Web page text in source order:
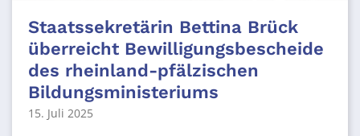
Staatssekretärin Bettina Brück
überreicht Bewilligungsbescheide
des rheinland-pfälzischen
Bildungsministeriums
15. Juli 2025